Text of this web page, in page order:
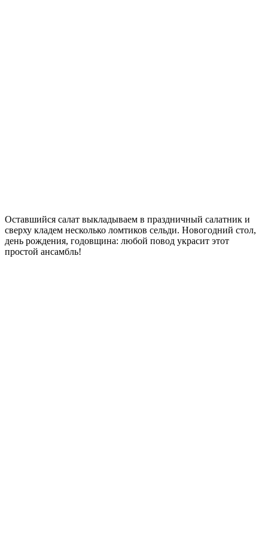
Оставшийся салат выкладываем в праздничный салатник и
сверху кладем несколько ломтиков сельди. Новогодний стол,
день рождения, годовщина: любой повод украсит этот
простой ансамбль!